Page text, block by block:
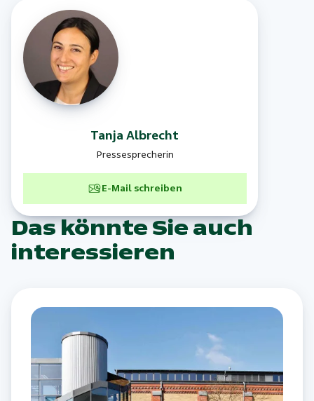
Tanja Albrecht
Pressesprecherin
E-Mail schreiben
Das könnte Sie auch
interessieren